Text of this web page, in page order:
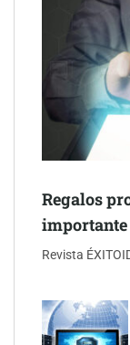
Schaeffler mejora
NOVA:
mano de Tormo
Regalos
importante
Revista